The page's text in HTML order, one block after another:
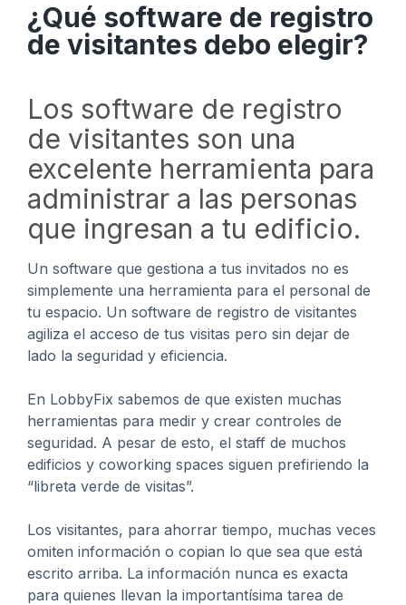
¿Qué software de registro
de visitantes debo elegir?
Los software de registro
de visitantes son una
excelente herramienta para
administrar a las personas
que ingresan a tu edificio.
Un software que gestiona a tus invitados no es
simplemente una herramienta para el personal de
tu espacio. Un software de registro de visitantes
agiliza el acceso de tus visitas pero sin dejar de
lado la seguridad y eficiencia.
En LobbyFix sabemos de que existen muchas
herramientas para medir y crear controles de
seguridad. A pesar de esto, el staff de muchos
edificios y coworking spaces siguen prefiriendo la
“libreta verde de visitas”.
Los visitantes, para ahorrar tiempo, muchas veces
omiten información o copian lo que sea que está
escrito arriba. La información nunca es exacta
para quienes llevan la importantísima tarea de